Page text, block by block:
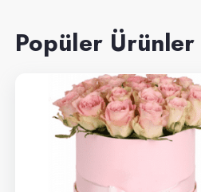
Popüler Ürünler